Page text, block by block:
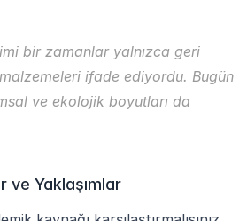
bir zamanlar yalnızca geri
ifade ediyordu. Bugün
ve ekolojik boyutları da
ve Yaklaşımlar